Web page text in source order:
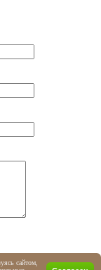
сайтом,